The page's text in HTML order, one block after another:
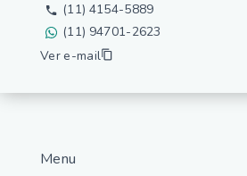
Menu
(11) 4154-5889
(11) 94701-2623
Ver e-mail